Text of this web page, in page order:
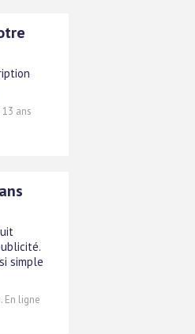
ans
simple
En ligne